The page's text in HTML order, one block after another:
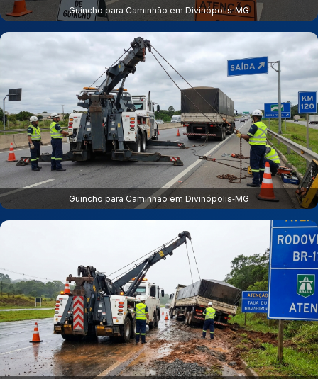
Guincho para Caminhão em Divinópolis‑MG
Guincho para Caminhão em Divinópolis‑MG